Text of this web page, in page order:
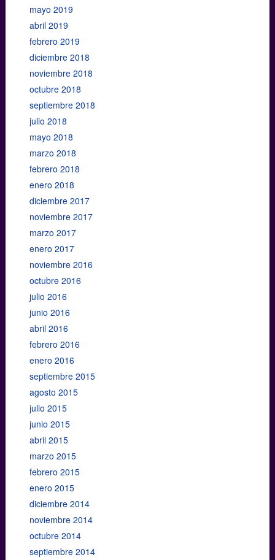
mayo 2019
abril 2019
febrero 2019
diciembre 2018
noviembre 2018
octubre 2018
septiembre 2018
julio 2018
mayo 2018
marzo 2018
febrero 2018
enero 2018
diciembre 2017
noviembre 2017
marzo 2017
enero 2017
noviembre 2016
octubre 2016
julio 2016
junio 2016
abril 2016
febrero 2016
enero 2016
septiembre 2015
agosto 2015
julio 2015
junio 2015
abril 2015
marzo 2015
febrero 2015
enero 2015
diciembre 2014
noviembre 2014
octubre 2014
septiembre 2014